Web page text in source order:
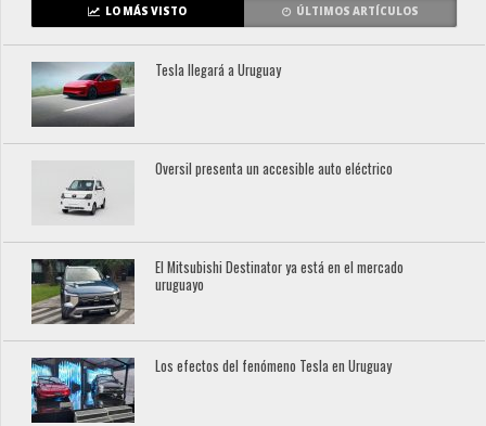
LO MÁS VISTO ÚLTIMOS ARTÍCULOS
Tesla llegará a Uruguay
Oversil presenta un accesible auto eléctrico
El Mitsubishi Destinator ya está en el mercado
uruguayo
Los efectos del fenómeno Tesla en Uruguay